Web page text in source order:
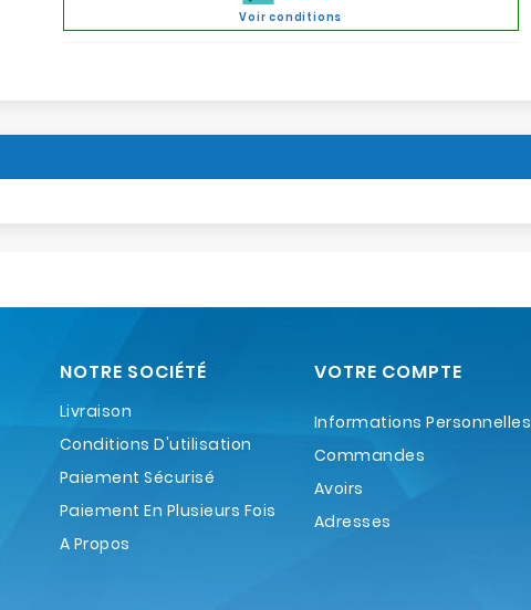
Voir conditions
NOTRE SOCIÉTÉ
Livraison
Conditions D'utilisation
Paiement Sécurisé
Paiement En Plusieurs Fois
A Propos
VOTRE COMPTE
Informations Personnelles
Commandes
Avoirs
Adresses